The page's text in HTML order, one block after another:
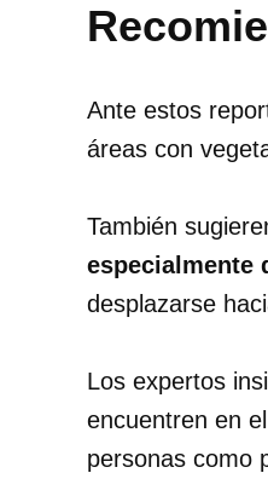
Ante estos
áreas con
También
especialmente
desplazarse
Los expertos
encuentren en
personas como